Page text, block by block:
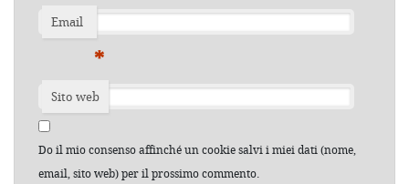
Email
*
Sito web
Do il mio consenso affinché un cookie salvi i miei dati (nome,
email, sito web) per il prossimo commento.